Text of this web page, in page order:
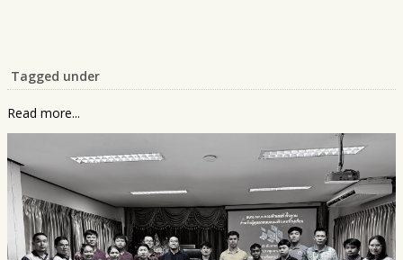
Tagged under
Read more...